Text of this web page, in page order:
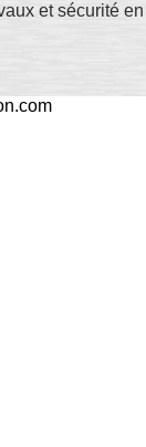
et sécurité